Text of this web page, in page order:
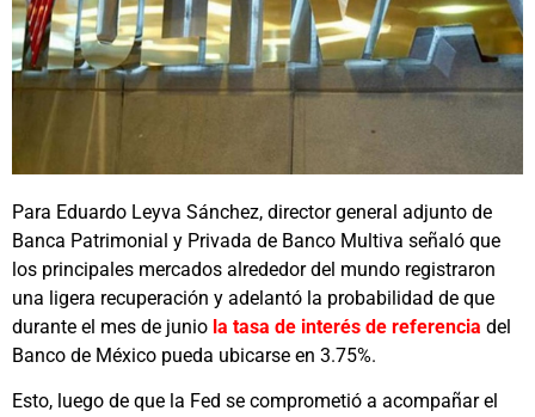
Para Eduardo Leyva Sánchez, director general adjunto de
Banca Patrimonial y Privada de Banco Multiva señaló que
los principales mercados alrededor del mundo registraron
una ligera recuperación y adelantó la probabilidad de que
durante el mes de junio la tasa de interés de referencia del
Banco de México pueda ubicarse en 3.75%.
Esto, luego de que la Fed se comprometió a acompañar el